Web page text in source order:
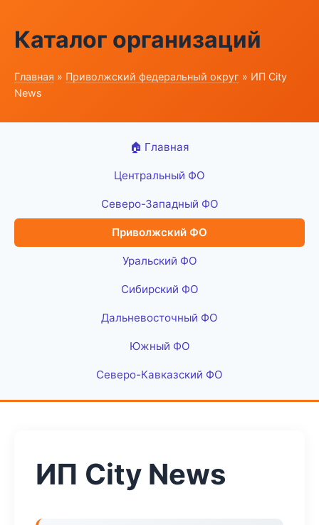
Каталог организаций
Главная » Приволжский федеральный округ » ИП City
News
🏠 Главная
Центральный ФО
Северо-Западный ФО
Приволжский ФО
Уральский ФО
Сибирский ФО
Дальневосточный ФО
Южный ФО
Северо-Кавказский ФО
ИП City News